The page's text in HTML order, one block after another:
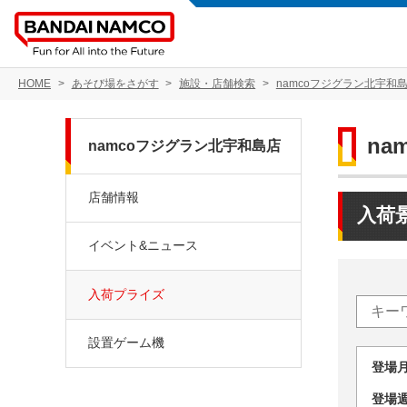
HOME あそび場をさがす 施設・店舗検索 namcoフジグラン北宇和
入荷
登
登
namcoフジグラン北宇和島店
店舗情報
イベント&ニュース
入荷プライズ
設置ゲーム機